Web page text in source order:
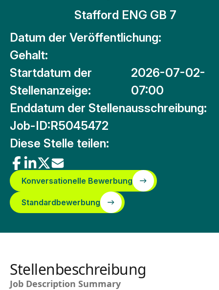
Stafford ENG GB 7
Datum der Veröffentlichung:
Gehalt:
Startdatum der
Stellenanzeige:
2026-07-02-
07:00
Enddatum der Stellenausschreibung:
Job-ID:R5045472
Diese Stelle teilen:
Konversationelle Bewerbung
Standardbewerbung
Stellenbeschreibung
Job Description Summary